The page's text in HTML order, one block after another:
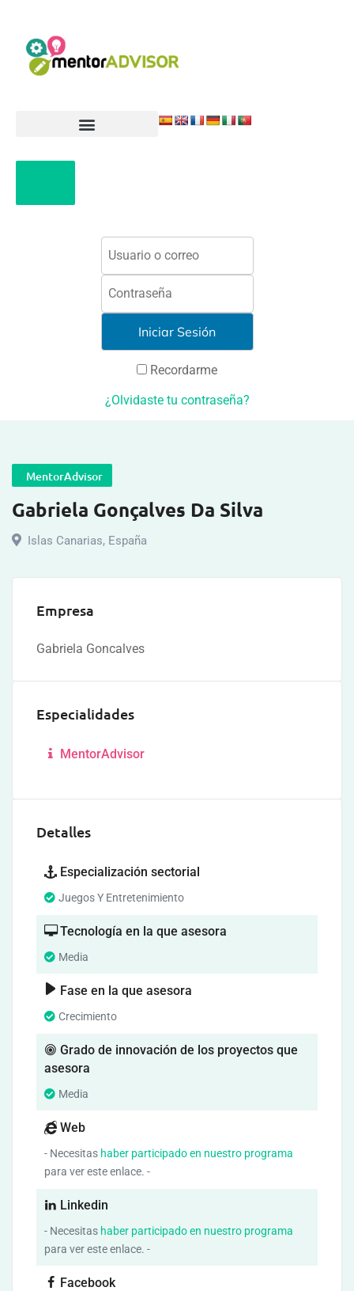
Recordarme
¿Olvidaste tu contraseña?
MentorAdvisor
Gabriela Gonçalves Da Silva
Islas Canarias, España
Empresa
Gabriela Goncalves
Especialidades
MentorAdvisor
Detalles
Especialización sectorial
Juegos Y Entretenimiento
Tecnología en la que asesora
Media
Fase en la que asesora
Crecimiento
Grado de innovación de los proyectos que
asesora
Media
Web
- Necesitas haber participado en nuestro programa
para ver este enlace. -
Linkedin
- Necesitas haber participado en nuestro programa
para ver este enlace. -
Facebook